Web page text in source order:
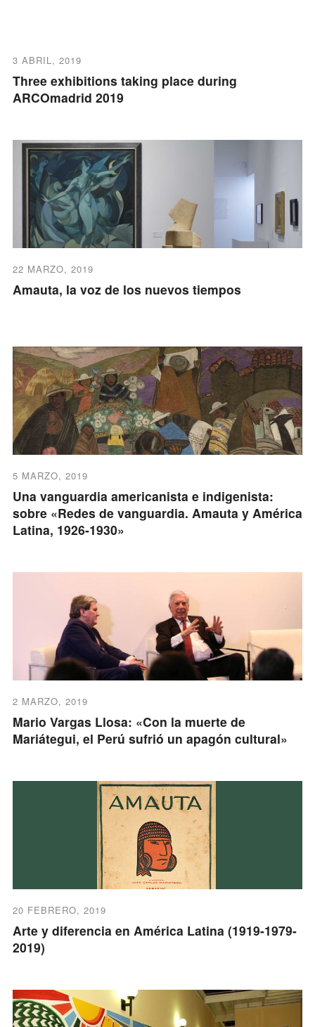
3 ABRIL, 2019
Three exhibitions taking place during
ARCOmadrid 2019
22 MARZO, 2019
Amauta, la voz de los nuevos tiempos
5 MARZO, 2019
Una vanguardia americanista e indigenista:
sobre «Redes de vanguardia. Amauta y América
Latina, 1926-1930»
2 MARZO, 2019
Mario Vargas Llosa: «Con la muerte de
Mariátegui, el Perú sufrió un apagón cultural»
20 FEBRERO, 2019
Arte y diferencia en América Latina (1919-1979-
2019)